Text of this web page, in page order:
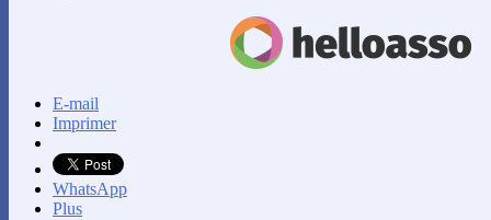
E-mail
Imprimer
WhatsApp
Plus